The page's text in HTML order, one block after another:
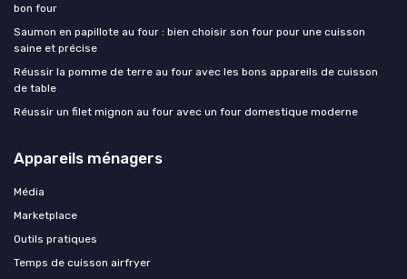
bon four
Saumon en papillote au four : bien choisir son four pour une cuisson
saine et précise
Réussir la pomme de terre au four avec les bons appareils de cuisson
de table
Réussir un filet mignon au four avec un four domestique moderne
Appareils ménagers
Média
Marketplace
Outils pratiques
Temps de cuisson airfryer